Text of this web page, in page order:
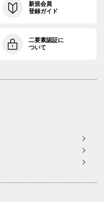
新規会員
登録ガイド
二要素認証に
ついて